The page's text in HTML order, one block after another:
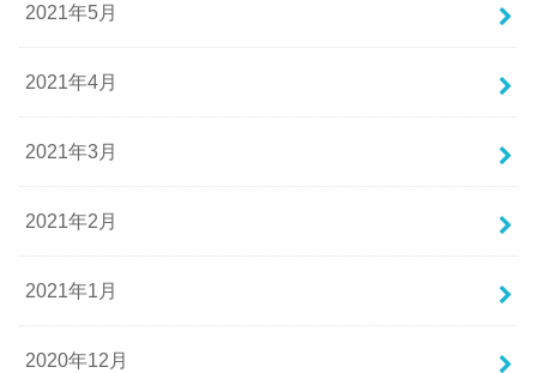
2021年5月
2021年4月
2021年3月
2021年2月
2021年1月
2020年12月